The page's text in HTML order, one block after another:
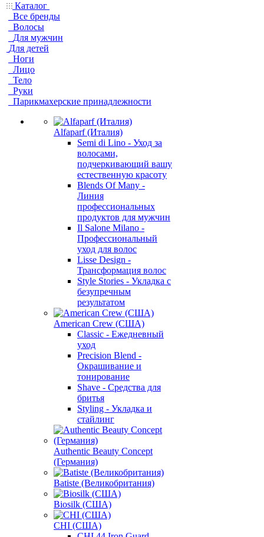
Каталог
Все бренды
Волосы
Для мужчин
Для детей
Ноги
Лицо
Тело
Руки
Парикмахерские принадлежности
Alfaparf (Италия)
Semi di Lino - Уход за
волосами,
подчеркивающий вашу
естественную красоту
Blends Of Many -
Линия
профессиональных
продуктов для мужчин
Il Salone Milano -
Профессиональный
уход для волос
Lisse Design -
Трансформация волос
Style Stories - Укладка с
безупречным
результатом
American Crew (США)
Classic - Ежедневный
уход
Precision Blend -
Окрашивание и
тонирование
Shave - Средства для
бритья
Styling - Укладка и
стайлинг
Authentic Beauty Concept
(Германия)
Batiste (Великобритания)
Biosilk (США)
CHI (США)